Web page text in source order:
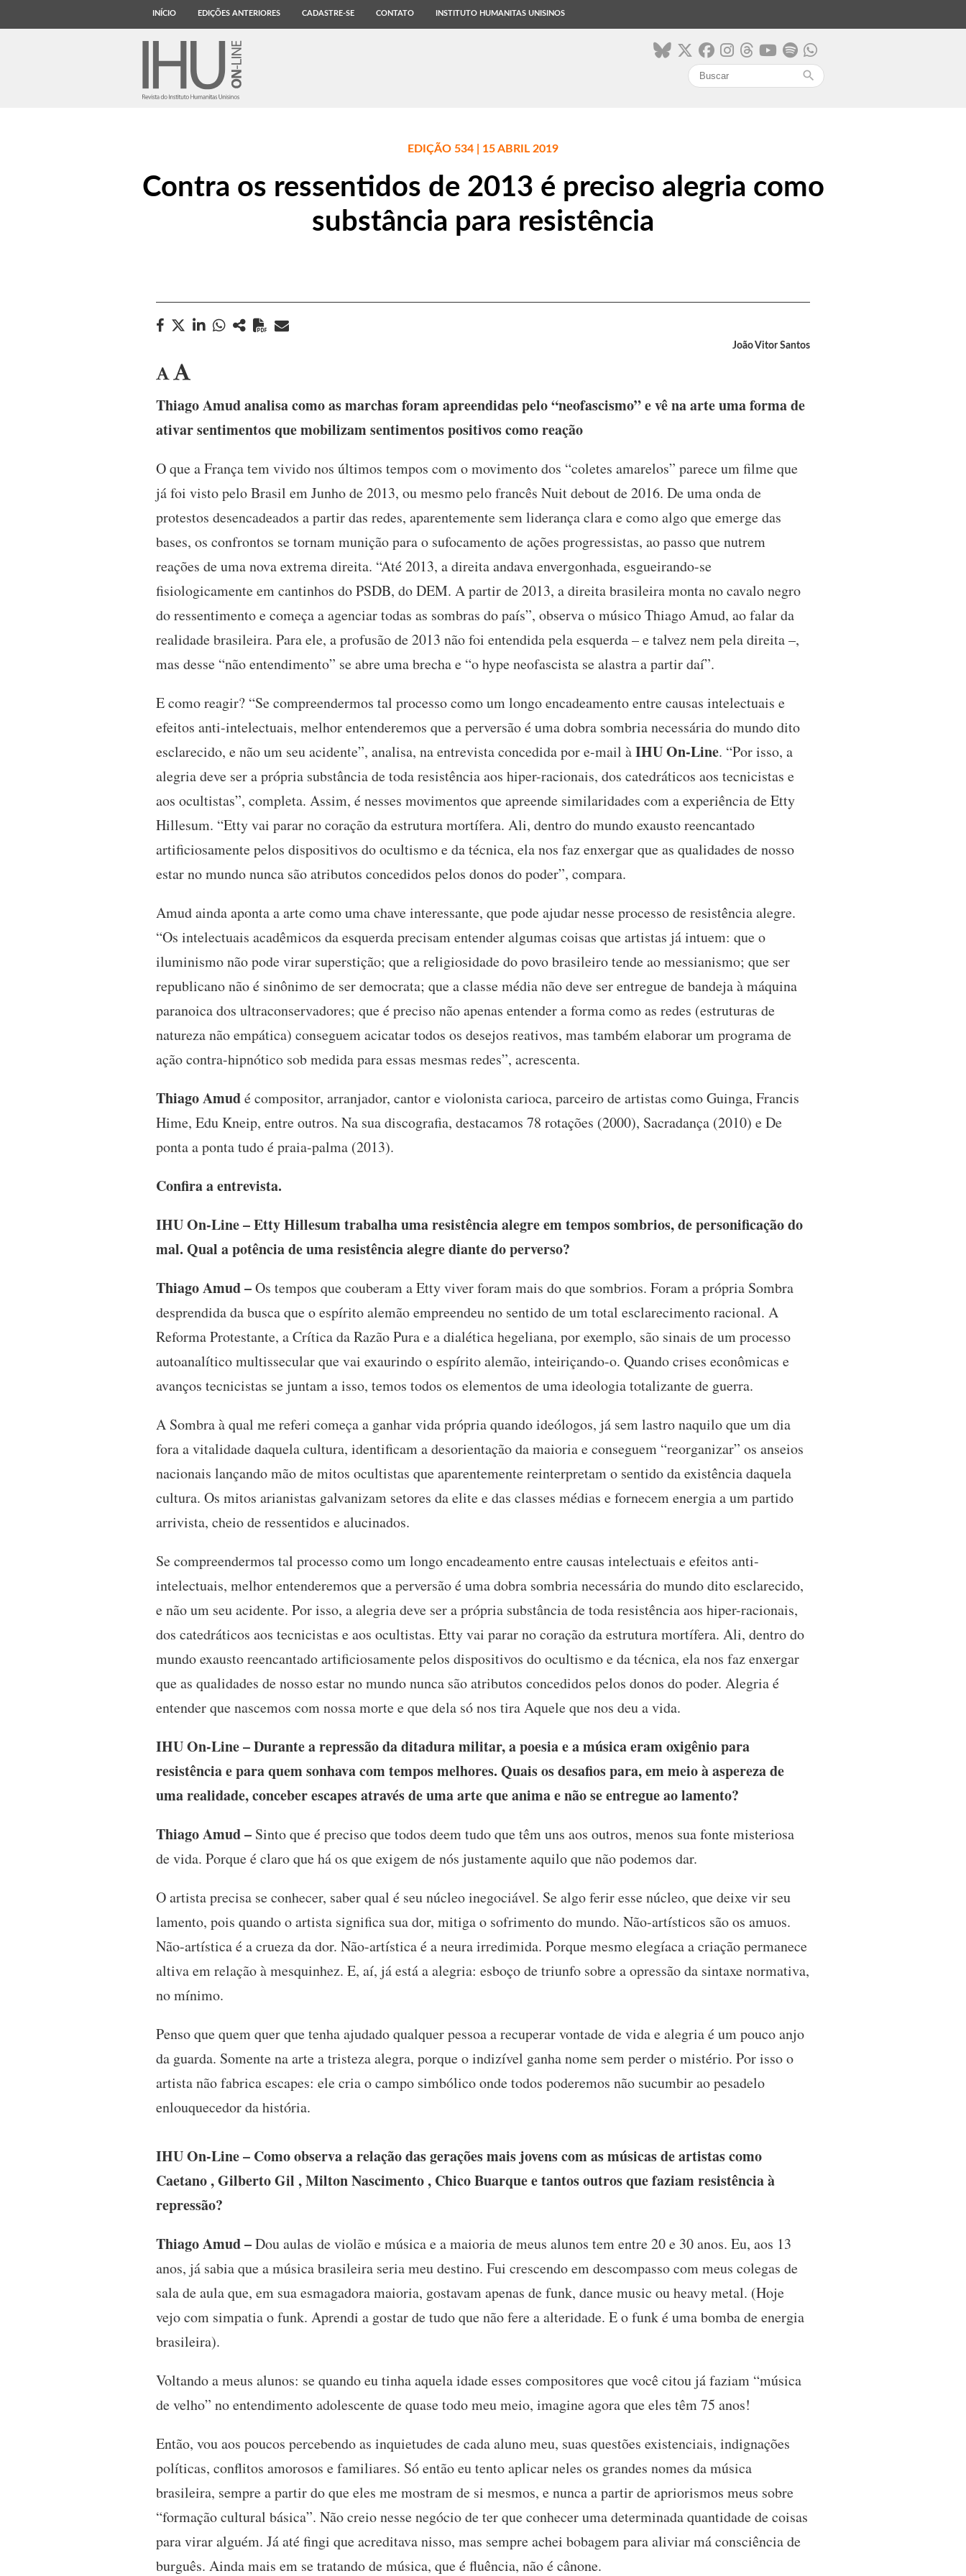
INÍCIO EDIÇÕES ANTERIORES CADASTRE-SE CONTATO INSTITUTO HUMANITAS UNISINOS
search
EDIÇÃO 534 | 15 ABRIL 2019
Contra os ressentidos de 2013 é preciso alegria como
substância para resistência
João Vitor Santos
Thiago Amud analisa como as marchas foram apreendidas pelo “neofascismo” e vê na arte uma forma de
ativar sentimentos que mobilizam sentimentos positivos como reação
O que a França tem vivido nos últimos tempos com o movimento dos “coletes amarelos” parece um filme que
já foi visto pelo Brasil em Junho de 2013, ou mesmo pelo francês Nuit debout de 2016. De uma onda de
protestos desencadeados a partir das redes, aparentemente sem liderança clara e como algo que emerge das
bases, os confrontos se tornam munição para o sufocamento de ações progressistas, ao passo que nutrem
reações de uma nova extrema direita. “Até 2013, a direita andava envergonhada, esgueirando-se
fisiologicamente em cantinhos do PSDB, do DEM. A partir de 2013, a direita brasileira monta no cavalo negro
do ressentimento e começa a agenciar todas as sombras do país”, observa o músico Thiago Amud, ao falar da
realidade brasileira. Para ele, a profusão de 2013 não foi entendida pela esquerda – e talvez nem pela direita –,
mas desse “não entendimento” se abre uma brecha e “o hype neofascista se alastra a partir daí”.
E como reagir? “Se compreendermos tal processo como um longo encadeamento entre causas intelectuais e
efeitos anti-intelectuais, melhor entenderemos que a perversão é uma dobra sombria necessária do mundo dito
esclarecido, e não um seu acidente”, analisa, na entrevista concedida por e-mail àIHU On-Line. “Por isso, a
alegria deve ser a própria substância de toda resistência aos hiper-racionais, dos catedráticos aos tecnicistas e
aos ocultistas”, completa. Assim, é nesses movimentos que apreende similaridades com a experiência de Etty
Hillesum. “Etty vai parar no coração da estrutura mortífera. Ali, dentro do mundo exausto reencantado
artificiosamente pelos dispositivos do ocultismo e da técnica, ela nos faz enxergar que as qualidades de nosso
estar no mundo nunca são atributos concedidos pelos donos do poder”, compara.
Amud ainda aponta a arte como uma chave interessante, que pode ajudar nesse processo de resistência alegre.
“Os intelectuais acadêmicos da esquerda precisam entender algumas coisas que artistas já intuem: que o
iluminismo não pode virar superstição; que a religiosidade do povo brasileiro tende ao messianismo; que ser
republicano não é sinônimo de ser democrata; que a classe média não deve ser entregue de bandeja à máquina
paranoica dos ultraconservadores; que é preciso não apenas entender a forma como as redes (estruturas de
natureza não empática) conseguem acicatar todos os desejos reativos, mas também elaborar um programa de
ação contra-hipnótico sob medida para essas mesmas redes”, acrescenta.
Thiago Amudé compositor, arranjador, cantor e violonista carioca, parceiro de artistas como Guinga, Francis
Hime, Edu Kneip, entre outros. Na sua discografia, destacamos 78 rotações (2000), Sacradança (2010) e De
ponta a ponta tudo é praia-palma (2013).
Confira a entrevista.
IHU On-Line – Etty Hillesum trabalha uma resistência alegre em tempos sombrios, de personificação do
mal. Qual a potência de uma resistência alegre diante do perverso?
Thiago Amud –Os tempos que couberam a Etty viver foram mais do que sombrios. Foram a própria Sombra
desprendida da busca que o espírito alemão empreendeu no sentido de um total esclarecimento racional. A
Reforma Protestante, a Crítica da Razão Pura e a dialética hegeliana, por exemplo, são sinais de um processo
autoanalítico multissecular que vai exaurindo o espírito alemão, inteiriçando-o. Quando crises econômicas e
avanços tecnicistas se juntam a isso, temos todos os elementos de uma ideologia totalizante de guerra.
A Sombra à qual me referi começa a ganhar vida própria quando ideólogos, já sem lastro naquilo que um dia
fora a vitalidade daquela cultura, identificam a desorientação da maioria e conseguem “reorganizar” os anseios
nacionais lançando mão de mitos ocultistas que aparentemente reinterpretam o sentido da existência daquela
cultura. Os mitos arianistas galvanizam setores da elite e das classes médias e fornecem energia a um partido
arrivista, cheio de ressentidos e alucinados.
Se compreendermos tal processo como um longo encadeamento entre causas intelectuais e efeitos anti-
intelectuais, melhor entenderemos que a perversão é uma dobra sombria necessária do mundo dito esclarecido,
e não um seu acidente. Por isso, a alegria deve ser a própria substância de toda resistência aos hiper-racionais,
dos catedráticos aos tecnicistas e aos ocultistas. Etty vai parar no coração da estrutura mortífera. Ali, dentro do
mundo exausto reencantado artificiosamente pelos dispositivos do ocultismo e da técnica, ela nos faz enxergar
que as qualidades de nosso estar no mundo nunca são atributos concedidos pelos donos do poder. Alegria é
entender que nascemos com nossa morte e que dela só nos tira Aquele que nos deu a vida.
IHU On-Line – Durante a repressão da ditadura militar, a poesia e a música eram oxigênio para
resistência e para quem sonhava com tempos melhores. Quais os desafios para, em meio à aspereza de
uma realidade, conceber escapes através de uma arte que anima e não se entregue ao lamento?
Thiago Amud – Sinto que é preciso que todos deem tudo que têm uns aos outros, menos sua fonte misteriosa
de vida. Porque é claro que há os que exigem de nós justamente aquilo que não podemos dar.
O artista precisa se conhecer, saber qual é seu núcleo inegociável. Se algo ferir esse núcleo, que deixe vir seu
lamento, pois quando o artista significa sua dor, mitiga o sofrimento do mundo. Não-artísticos são os amuos.
Não-artística é a crueza da dor. Não-artística é a neura irredimida. Porque mesmo elegíaca a criação permanece
altiva em relação à mesquinhez. E, aí, já está a alegria: esboço de triunfo sobre a opressão da sintaxe normativa,
no mínimo.
Penso que quem quer que tenha ajudado qualquer pessoa a recuperar vontade de vida e alegria é um pouco anjo
da guarda. Somente na arte a tristeza alegra, porque o indizível ganha nome sem perder o mistério. Por isso o
artista não fabrica escapes: ele cria o campo simbólico onde todos poderemos não sucumbir ao pesadelo
enlouquecedor da história.
IHU On-Line – Como observa a relação das gerações mais jovens com as músicas de artistas como
Caetano , Gilberto Gil , Milton Nascimento , Chico Buarque e tantos outros que faziam resistência à
repressão?
Thiago Amud –Dou aulas de violão e música e a maioria de meus alunos tem entre 20 e 30 anos. Eu, aos 13
anos, já sabia que a música brasileira seria meu destino. Fui crescendo em descompasso com meus colegas de
sala de aula que, em sua esmagadora maioria, gostavam apenas de funk, dance music ou heavy metal. (Hoje
vejo com simpatia o funk. Aprendi a gostar de tudo que não fere a alteridade. E o funk é uma bomba de energia
brasileira).
Voltando a meus alunos: se quando eu tinha aquela idade esses compositores que você citou já faziam “música
de velho” no entendimento adolescente de quase todo meu meio, imagine agora que eles têm 75 anos!
Então, vou aos poucos percebendo as inquietudes de cada aluno meu, suas questões existenciais, indignações
políticas, conflitos amorosos e familiares. Só então eu tento aplicar neles os grandes nomes da música
brasileira, sempre a partir do que eles me mostram de si mesmos, e nunca a partir de apriorismos meus sobre
“formação cultural básica”. Não creio nesse negócio de ter que conhecer uma determinada quantidade de coisas
para virar alguém. Já até fingi que acreditava nisso, mas sempre achei bobagem para aliviar má consciência de
burguês. Ainda mais em se tratando de música, que é fluência, não é cânone.